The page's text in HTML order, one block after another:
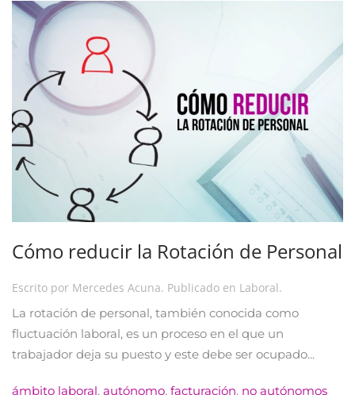
Cómo reducir la Rotación de Personal
Escrito por Mercedes Acuna. Publicado en Laboral.
La rotación de personal, también conocida como
fluctuación laboral, es un proceso en el que un
trabajador deja su puesto y este debe ser ocupado...
ámbito laboral, autónomo, facturación, no autónomos